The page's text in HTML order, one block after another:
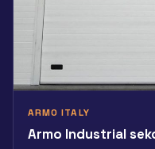
ARMO ITALY
Armo Industrial